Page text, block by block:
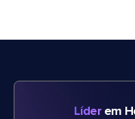
Líderem